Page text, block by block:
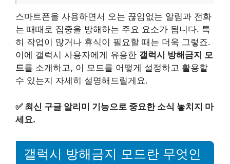
스마트폰을 사용하면서 오는 끊임없는 알림과 전화
는 때때로 집중을 방해하는 주요 요소가 됩니다. 특
히 작업이 많거나 휴식이 필요할 때는 더욱 그렇죠.
이에 갤럭시 사용자에게 유용한 갤럭시 방해금지 모
드를 소개하고, 이 모드를 어떻게 설정하고 활용할
수 있는지 자세히 설명해드릴게요.
✅ 최신 구글 알리미 기능으로 중요한 소식 놓치지 마
세요.
갤럭시 방해금지 모드란 무엇인